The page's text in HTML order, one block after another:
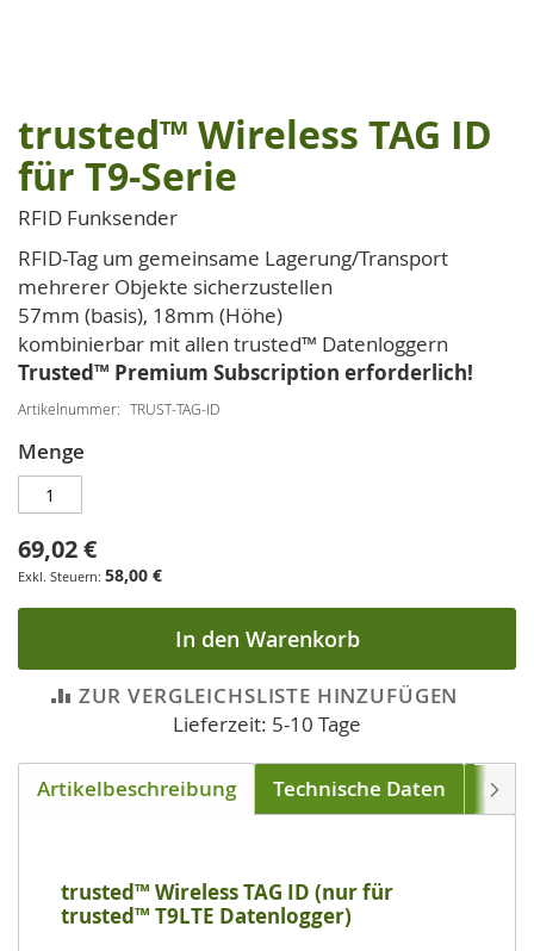
Zum
Anfang
der
Bildgalerie
trusted™ Wireless TAG ID
für T9-Serie
RFID Funksender
RFID-Tag um gemeinsame Lagerung/Transport
mehrerer Objekte sicherzustellen
57mm (basis), 18mm (Höhe)
kombinierbar mit allen trusted™ Datenloggern
Trusted™ Premium Subscription erforderlich!
Artikelnummer TRUST-TAG-ID
Menge
69,02 €
58,00 €
In den Warenkorb
ZUR VERGLEICHSLISTE HINZUFÜGEN
Lieferzeit: 5-10 Tage
Artikelbeschreibung Technische Daten
trusted™ Wireless TAG ID (nur für
trusted™ T9LTE Datenlogger)